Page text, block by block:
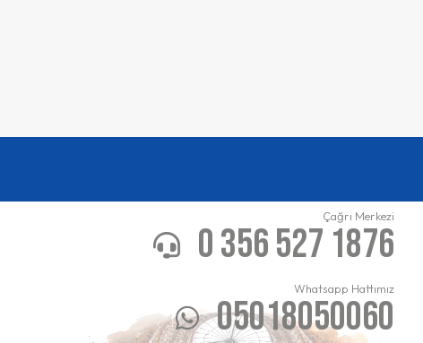
Çağrı Merkezi
0 356 527 1876
Whatsapp Hattımız
05018050060